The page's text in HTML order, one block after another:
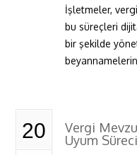
İşletmeler,
bu süreçleri
bir şekilde
20 Vergi
Uyum Süreci